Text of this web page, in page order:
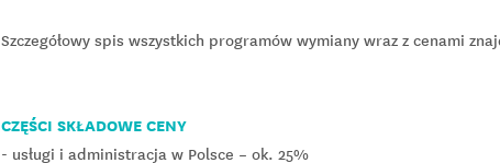
Szczegółowy spis wszystkich programów wymiany wraz z cenami
CZĘŚCI SKŁADOWE CENY
- usługi i administracja w Polsce – ok. 25%